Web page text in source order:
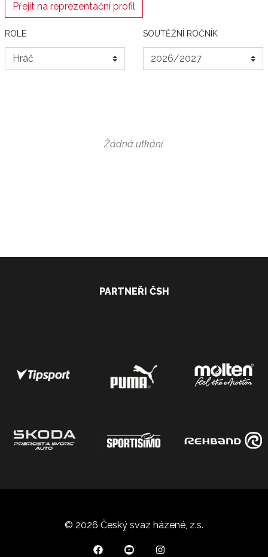
Přejít na reprezentační profil
ROLE SOUTĚŽNÍ ROČNÍK
Žádná utkání.
PARTNEŘI ČSH
© 2026 Český svaz házené, z.s.